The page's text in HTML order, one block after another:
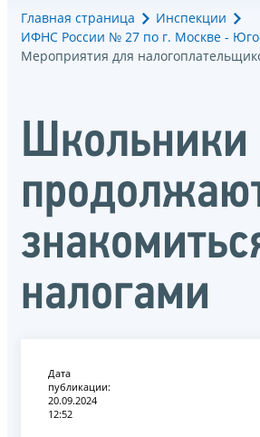
Главная страница
Инспекции
ИФНС России № 27 по г. Москве -
Мероприятия для
Школьники
налогами
Дата
публикации:
20.09.2024
12:52